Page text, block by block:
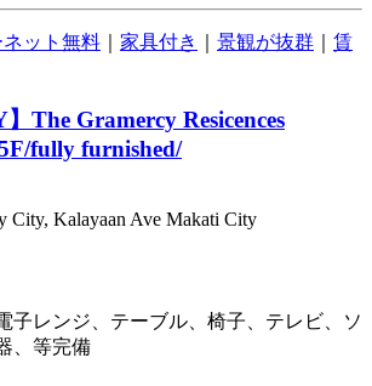
ット無料 家具付き 景観が抜群
賃
】The Gramercy Resicences
fully furnished/
Kalayaan Ave Makati City
レンジ、テーブル、椅子、テレビ、ソ
、等完備